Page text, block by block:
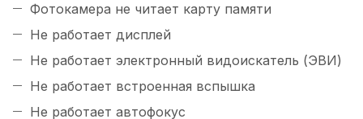
Фотокамера не читает карту памяти
Не работает дисплей
Не работает электронный видоискатель (ЭВИ)
Не работает встроенная вспышка
Не работает автофокус